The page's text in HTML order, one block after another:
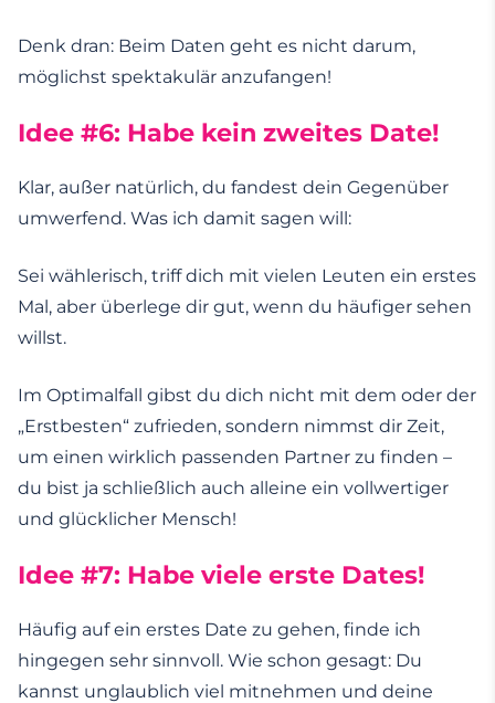
Denk dran: Beim Daten geht es nicht darum,
möglichst spektakulär anzufangen!
Idee #6: Habe kein zweites Date!
Klar, außer natürlich, du fandest dein Gegenüber
umwerfend. Was ich damit sagen will:
Sei wählerisch, triff dich mit vielen Leuten ein erstes
Mal, aber überlege dir gut, wenn du häufiger sehen
willst.
Im Optimalfall gibst du dich nicht mit dem oder der
„Erstbesten“ zufrieden, sondern nimmst dir Zeit,
um einen wirklich passenden Partner zu finden –
du bist ja schließlich auch alleine ein vollwertiger
und glücklicher Mensch!
Idee #7: Habe viele erste Dates!
Häufig auf ein erstes Date zu gehen, finde ich
hingegen sehr sinnvoll. Wie schon gesagt: Du
kannst unglaublich viel mitnehmen und deine